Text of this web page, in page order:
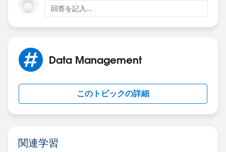
回答を記入...
Data Management
このトピックの詳細
関連学習